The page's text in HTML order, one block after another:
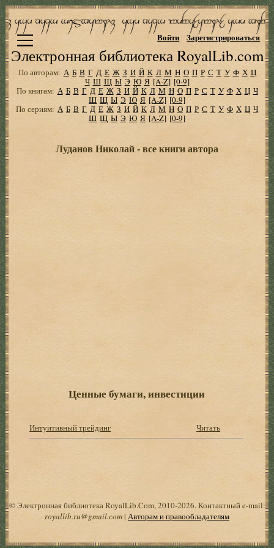
Электронная библиотека RoyalLib.com
Войти Зарегистрироваться
По авторам: А Б В Г Д Е Ж З И Й К Л М Н О П Р С Т У Ф Х Ц
Ч Ш Щ Ы Э Ю Я [A-Z] [0-9]
По книгам: А Б В Г Д Е Ж З И Й К Л М Н О П Р С Т У Ф Х Ц Ч
Ш Щ Ы Э Ю Я [A-Z] [0-9]
По сериям: А Б В Г Д Е Ж З И Й К Л М Н О П Р С Т У Ф Х Ц Ч
Ш Щ Ы Э Ю Я [A-Z] [0-9]
Луданов Николай - все книги автора
Ценные бумаги, инвестиции
Интуитивный трейдинг Читать
© Электронная библиотека RoyalLib.Com, 2010-2026. Контактный e-mail:
royallib.ru@gmail.com| Авторам и правообладателям